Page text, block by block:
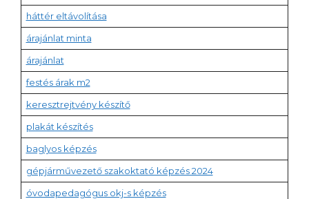
háttér eltávolítása
árajánlat minta
árajánlat
festés árak m2
keresztrejtvény készítő
plakát készítés
baglyos képzés
gépjárművezető szakoktató képzés 2024
óvodapedagógus okj-s képzés